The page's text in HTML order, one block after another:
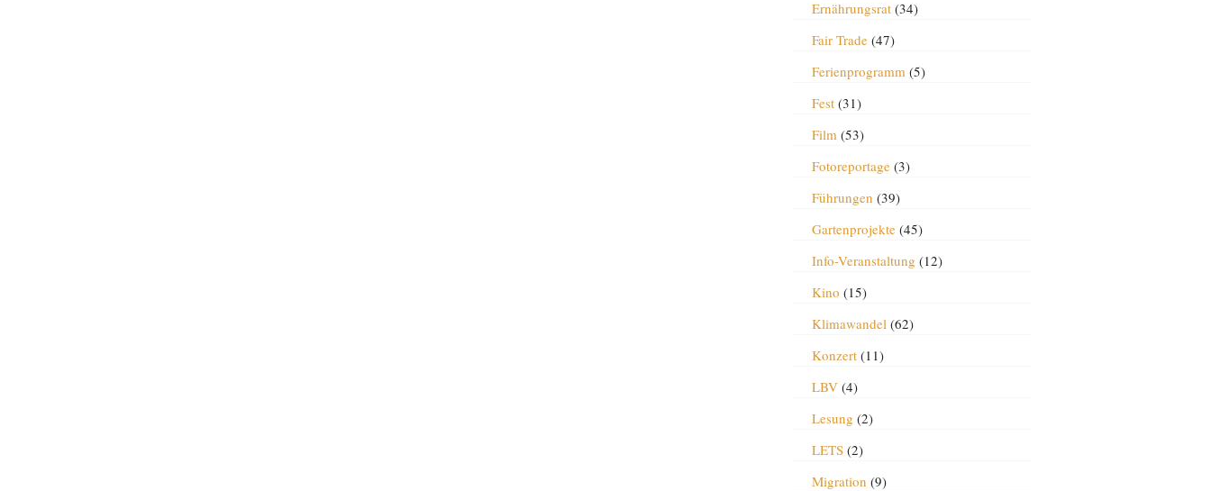
Ernährungsrat(34)
Fair Trade(47)
Ferienprogramm(5)
Fest(31)
Film(53)
Fotoreportage(3)
Führungen (39)
Gartenprojekte(45)
Info-Veranstaltung (12)
Kino (15)
Klimawandel(62)
Konzert(11)
LBV(4)
Lesung (2)
LETS(2)
Migration (9)